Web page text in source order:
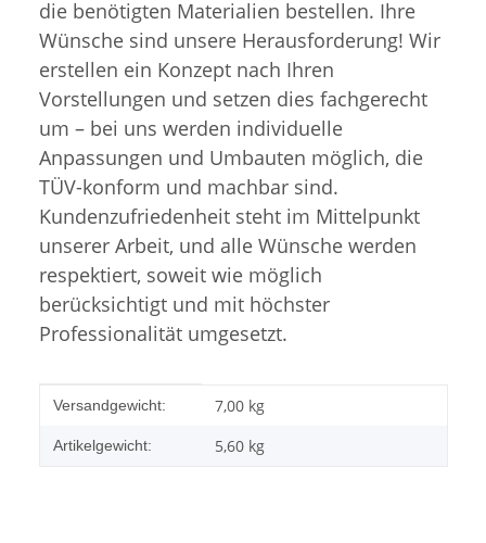
die benötigten Materialien bestellen. Ihre
Wünsche sind unsere Herausforderung! Wir
erstellen ein Konzept nach Ihren
Vorstellungen und setzen dies fachgerecht
um – bei uns werden individuelle
Anpassungen und Umbauten möglich, die
TÜV-konform und machbar sind.
Kundenzufriedenheit steht im Mittelpunkt
unserer Arbeit, und alle Wünsche werden
respektiert, soweit wie möglich
berücksichtigt und mit höchster
Professionalität umgesetzt.
Produkteigenschaft
Wert
Versandgewicht: 7,00 kg
Artikelgewicht: 5,60 kg